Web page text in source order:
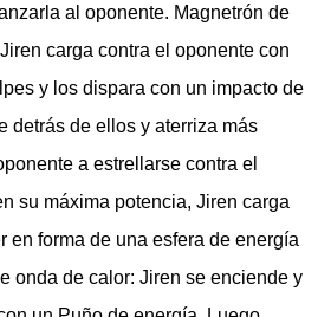
al oponente. Magnetrón de
carga contra el oponente con
y los dispara con un impacto de
detrás de ellos y aterriza más
a estrellarse contra el
su máxima potencia, Jiren carga
en forma de una esfera de energía
onda de calor: Jiren se enciende y